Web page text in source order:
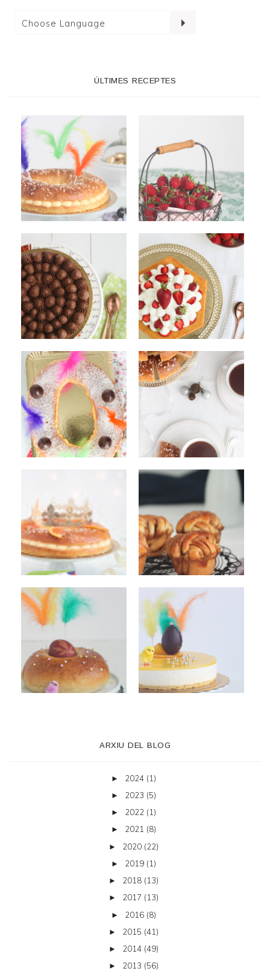
ÚLTIMES RECEPTES
ARXIU DEL BLOG
► 2024 (1)
► 2023 (5)
► 2022 (1)
► 2021 (8)
► 2020 (22)
► 2019 (1)
► 2018 (13)
► 2017 (13)
► 2016 (8)
► 2015 (41)
► 2014 (49)
► 2013 (56)